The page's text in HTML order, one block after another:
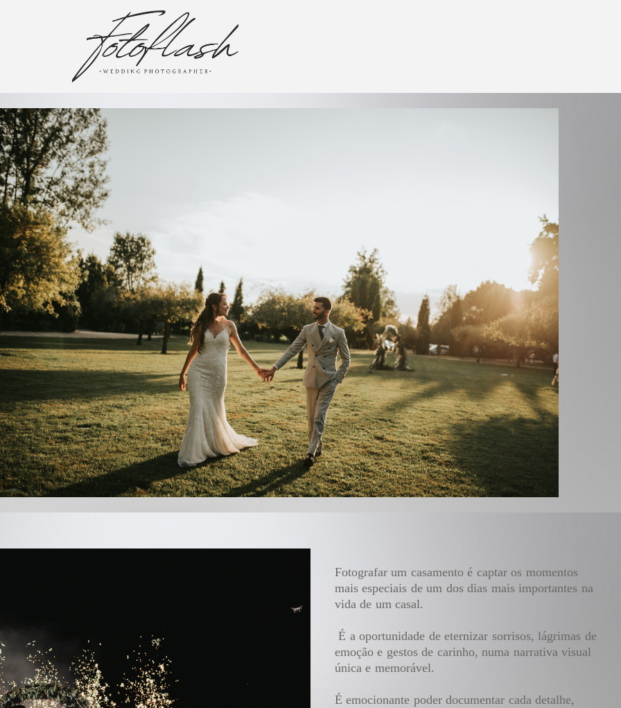
Fotografar um casamento é captar os momentos
mais especiais de um dos dias mais importantes na
vida de um casal.
É a oportunidade de eternizar sorrisos, lágrimas de
emoção e gestos de carinho, numa narrativa visual
única e memorável.
É emocionante poder documentar cada detalhe,